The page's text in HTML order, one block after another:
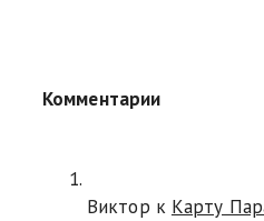
Комментарии
Виктор к Карту